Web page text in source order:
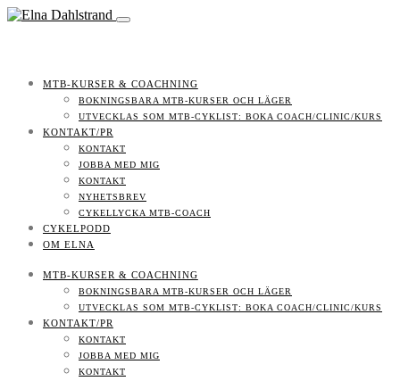
MTB-KURSER & COACHNING
BOKNINGSBARA MTB-KURSER OCH LÄGER
UTVECKLAS SOM MTB-CYKLIST: BOKA COACH/CLINIC/KURS
KONTAKT/PR
KONTAKT
JOBBA MED MIG
KONTAKT
NYHETSBREV
CYKELLYCKA MTB-COACH
CYKELPODD
OM ELNA
MTB-KURSER & COACHNING
BOKNINGSBARA MTB-KURSER OCH LÄGER
UTVECKLAS SOM MTB-CYKLIST: BOKA COACH/CLINIC/KURS
KONTAKT/PR
KONTAKT
JOBBA MED MIG
KONTAKT